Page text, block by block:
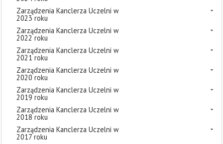
Zarządzenia Kanclerza Uczelni w
2023 roku
Zarządzenia Kanclerza Uczelni w
2022 roku
Zarządzenia Kanclerza Uczelni w
2021 roku
Zarządzenia Kanclerza Uczelni w
2020 roku
Zarządzenia Kanclerza Uczelni w
2019 roku
Zarządzenia Kanclerza Uczelni w
2018 roku
Zarządzenia Kanclerza Uczelni w
2017 roku